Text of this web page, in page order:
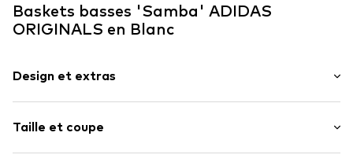
Baskets basses 'Samba' ADIDAS
ORIGINALS en Blanc
Design et extras
Cuir
Avec plateau
Taille et coupe